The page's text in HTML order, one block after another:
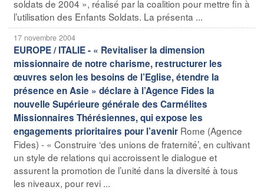
soldats de 2004 », réalisé par la coalition pour mettre fin à
l’utilisation des Enfants Soldats. La présenta ...
17 novembre 2004
EUROPE / ITALIE - « Revitaliser la dimension
missionnaire de notre charisme, restructurer les
œuvres selon les besoins de l’Eglise, étendre la
présence en Asie » déclare à l’Agence Fides la
nouvelle Supérieure générale des Carmélites
Missionnaires Thérésiennes, qui expose les
engagements prioritaires pour l’avenir Rome (Agence
Fides) - « Construire ‘des unions de fraternité’, en cultivant
un style de relations qui accroissent le dialogue et
assurent la promotion de l’unité dans la diversité à tous
les niveaux, pour revi ...